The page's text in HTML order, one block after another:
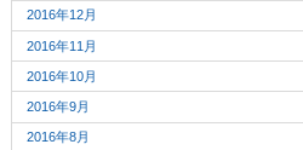
2016年12月
2016年11月
2016年10月
2016年9月
2016年8月